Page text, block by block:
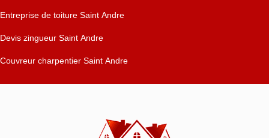
Entreprise de toiture Saint Andre
Devis zingueur Saint Andre
Couvreur charpentier Saint Andre